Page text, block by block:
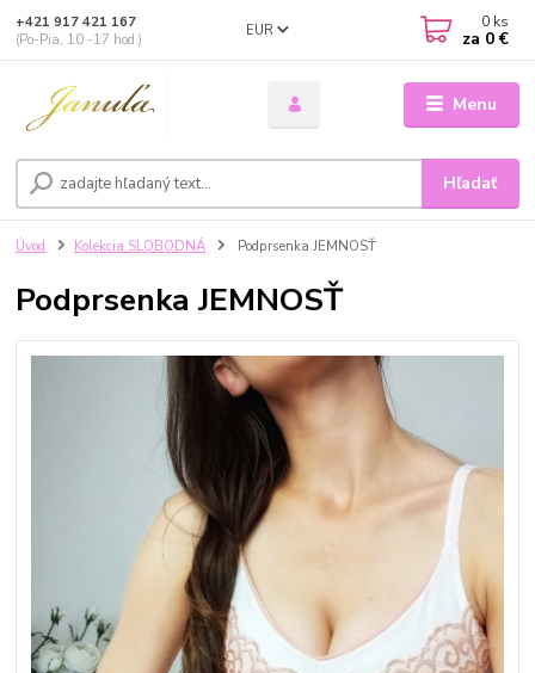
Menu
EUR
Hľadať
+421 917 421 167
(Po-Pia, 10 -17 hod.)
0 ks
za 0 €
Úvod Kolekcia SLOBODNÁ Podprsenka JEMNOSŤ
Podprsenka JEMNOSŤ